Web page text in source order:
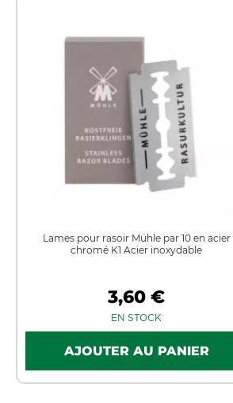
Lames pour rasoir Mühle par 10 en acier
chromé K1 Acier inoxydable
3,60 €
EN STOCK